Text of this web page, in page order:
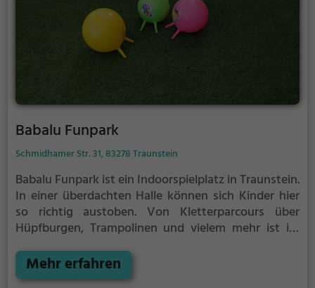
Babalu Funpark
Schmidhamer Str. 31, 83278 Traunstein
Babalu Funpark ist ein Indoorspielplatz in Traunstein.
In einer überdachten Halle können sich Kinder hier
so richtig austoben. Von Kletterparcours über
Hüpfburgen, Trampolinen und vielem mehr ist im
Indoorspielplätze bzw. Hallenspielplätze sind ein
tolles Ausflugsziel für schlechtes Wetter, denn in der
Mehr erfahren